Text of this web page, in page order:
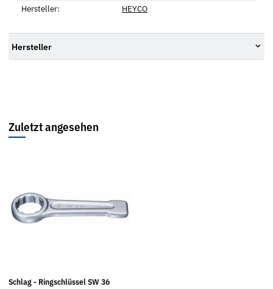
Hersteller:
HEYCO
Hersteller
Zuletzt angesehen
Schlag - Ringschlüssel SW 36